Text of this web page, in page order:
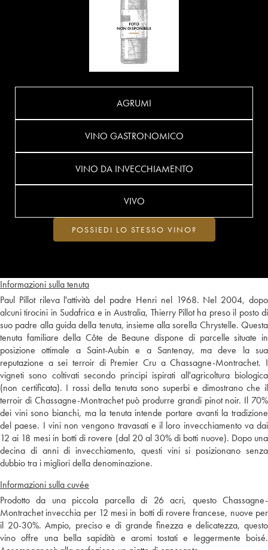
Informazioni sulla tenuta
Paul Pillot rileva l'attività del padre Henri nel 1968. Nel 2004, dopo
alcuni tirocini in Sudafrica e in Australia, Thierry Pillot ha preso il posto di
suo padre alla guida della tenuta, insieme alla sorella Chrystelle. Questa
tenuta familiare della Côte de Beaune dispone di parcelle situate in
posizione ottimale a Saint-Aubin e a Santenay, ma deve la sua
reputazione a sei terroir di Premier Cru a Chassagne-Montrachet. I
vigneti sono coltivati secondo principi ispirati all'agricoltura biologica
(non certificata). I rossi della tenuta sono superbi e dimostrano che il
terroir di Chassagne-Montrachet può produrre grandi pinot noir. Il 70%
dei vini sono bianchi, ma la tenuta intende portare avanti la tradizione
del paese. I vini non vengono travasati e il loro invecchiamento va dai
12 ai 18 mesi in botti di rovere (dal 20 al 30% di botti nuove). Dopo una
decina di anni di invecchiamento, questi vini si posizionano senza
dubbio tra i migliori della denominazione.
Informazioni sulla cuvée
Prodotto da una piccola parcella di 26 acri, questo Chassagne-
Montrachet invecchia per 12 mesi in botti di rovere francese, nuove per
il 20-30%. Ampio, preciso e di grande finezza e delicatezza, questo
vino offre una bella sapidità e aromi tostati e leggermente boisé.
AGRUMI
VINO GASTRONOMICO
VINO DA INVECCHIAMENTO
VIVO
POSSIEDI LO STESSO VINO?